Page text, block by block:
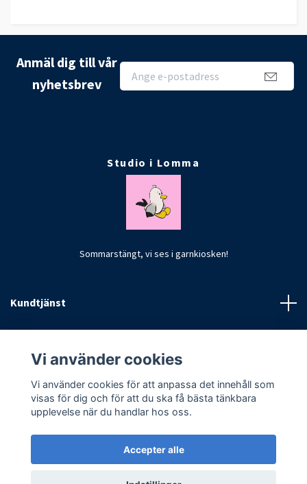
Anmäl dig till vår
nyhetsbrev
Studio i Lomma
Sommarstängt, vi ses i garnkiosken!
Kundtjänst
© 2026 CrochetByKim
Vi använder cookies
Vi använder cookies för att anpassa det innehåll som
visas för dig och för att du ska få bästa tänkbara
upplevelse när du handlar hos oss.
Accepter alle